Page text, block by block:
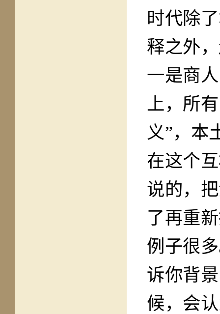
时代除
释之外
一是商
上，所
义”，本
在这个
说的，
了再重
例子很
诉你背
候，会